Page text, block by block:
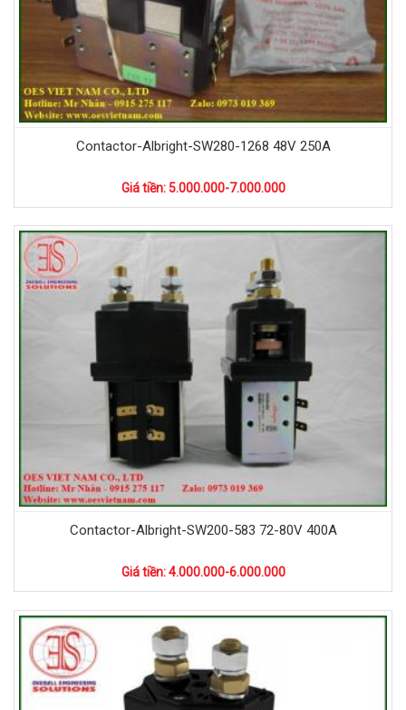
Contactor-Albright-SW280-1268 48V 250A
Giá tiền: 5.000.000-7.000.000
Contactor-Albright-SW200-583 72-80V 400A
Giá tiền: 4.000.000-6.000.000